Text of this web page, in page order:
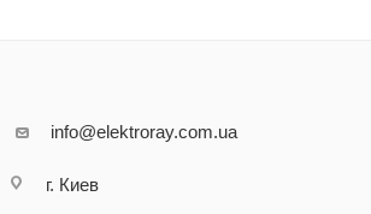
info@elektroray.com.ua
г. Киев